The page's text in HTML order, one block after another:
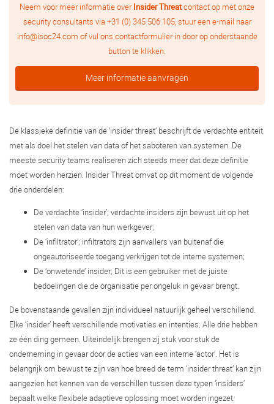
Neem voor meer informatie overInsider Threatcontact op met onze
security consultants via +31 (0) 345 506 105, stuur een e-mail naar
info@isoc24.com of vul ons contactformulier in door op onderstaande
button te klikken.
Meer informatie aanvragen
De klassieke definitie van de ‘insider threat’ beschrijft de verdachte entiteit
met als doel het stelen van data of het saboteren van systemen. De
meeste security teams realiseren zich steeds meer dat deze definitie
moet worden herzien. Insider Threat omvat op dit moment de volgende
drie onderdelen:
De verdachte ‘insider’; verdachte insiders zijn bewust uit op het
stelen van data van hun werkgever;
De ‘infiltrator’; infiltrators zijn aanvallers van buitenaf die
ongeautoriseerde toegang verkrijgen tot de interne systemen;
De ‘onwetende’ insider; Dit is een gebruiker met de juiste
bedoelingen die de organisatie per ongeluk in gevaar brengt.
De bovenstaande gevallen zijn individueel natuurlijk geheel verschillend.
Elke ‘insider’ heeft verschillende motivaties en intenties. Alle drie hebben
ze één ding gemeen. Uiteindelijk brengen zij stuk voor stuk de
onderneming in gevaar door de acties van een interne ‘actor’. Het is
belangrijk om bewust te zijn van hoe breed de term ‘insider threat’ kan zijn
aangezien het kennen van de verschillen tussen deze typen ‘insiders’
bepaalt welke flexibele adaptieve oplossing moet worden ingezet.